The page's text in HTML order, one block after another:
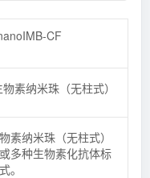
CF
素纳米珠（无柱式）
素纳米珠（无柱式）
多种生物素化抗体标
。